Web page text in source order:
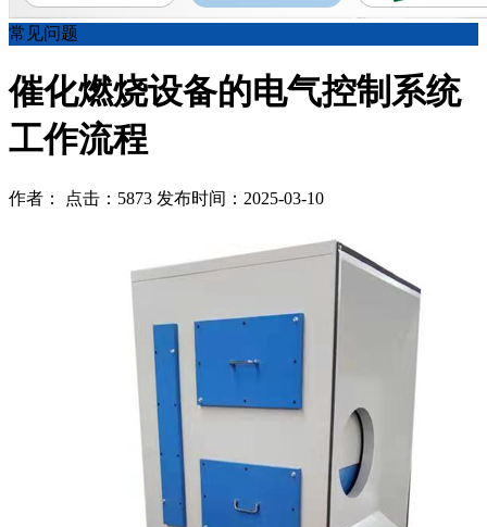
常见问题
催化燃烧设备的电气控制系统
工作流程
作者： 点击：5873 发布时间：2025-03-10